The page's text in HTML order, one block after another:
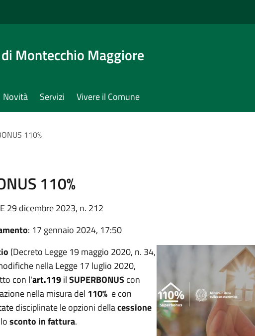
Montecchio Maggiore
Novità Servizi Vivere il Comune
110%
110%
29 dicembre 2023, n. 212
: 17 gennaio 2024, 17:50
(Decreto Legge 19 maggio 2020, n. 34,
nella Legge 17 luglio 2020,
con l'art.119ilSUPERBONUS con
nella misura del 110% e con
disciplinate le opzioni dellacessione
sconto in fattura.